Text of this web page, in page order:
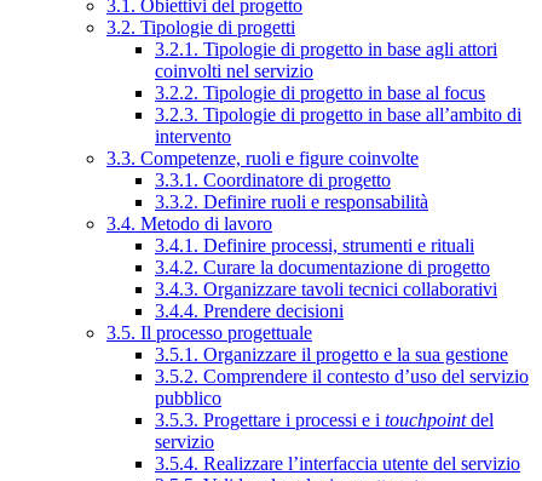
3.1. Obiettivi del progetto
3.2. Tipologie di progetti
3.2.1. Tipologie di progetto in base agli attori
coinvolti nel servizio
3.2.2. Tipologie di progetto in base al focus
3.2.3. Tipologie di progetto in base all’ambito di
intervento
3.3. Competenze, ruoli e figure coinvolte
3.3.1. Coordinatore di progetto
3.3.2. Definire ruoli e responsabilità
3.4. Metodo di lavoro
3.4.1. Definire processi, strumenti e rituali
3.4.2. Curare la documentazione di progetto
3.4.3. Organizzare tavoli tecnici collaborativi
3.4.4. Prendere decisioni
3.5. Il processo progettuale
3.5.1. Organizzare il progetto e la sua gestione
3.5.2. Comprendere il contesto d’uso del servizio
pubblico
3.5.3. Progettare i processi e i touchpointdel
servizio
3.5.4. Realizzare l’interfaccia utente del servizio